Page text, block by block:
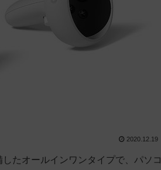
2020.12.19
たオールインワンタイプで、パソコ